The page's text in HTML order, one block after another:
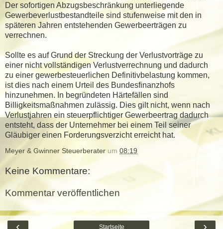
Der sofortigen Abzugsbeschränkung unterliegende
Gewerbeverlustbestandteile sind stufenweise mit den in
späteren Jahren entstehenden Gewerbeerträgen zu
verrechnen.
Sollte es auf Grund der Streckung der Verlustvorträge zu
einer nicht vollständigen Verlustverrechnung und dadurch
zu einer gewerbesteuerlichen Definitivbelastung kommen,
ist dies nach einem Urteil des Bundesfinanzhofs
hinzunehmen. In begründeten Härtefällen sind
Billigkeitsmaßnahmen zulässig. Dies gilt nicht, wenn nach
Verlustjahren ein steuerpflichtiger Gewerbeertrag dadurch
entsteht, dass der Unternehmer bei einem Teil seiner
Gläubiger einen Forderungsverzicht erreicht hat.
Meyer & Gwinner Steuerberater um 08:19
Keine Kommentare:
Kommentar veröffentlichen
Startseite